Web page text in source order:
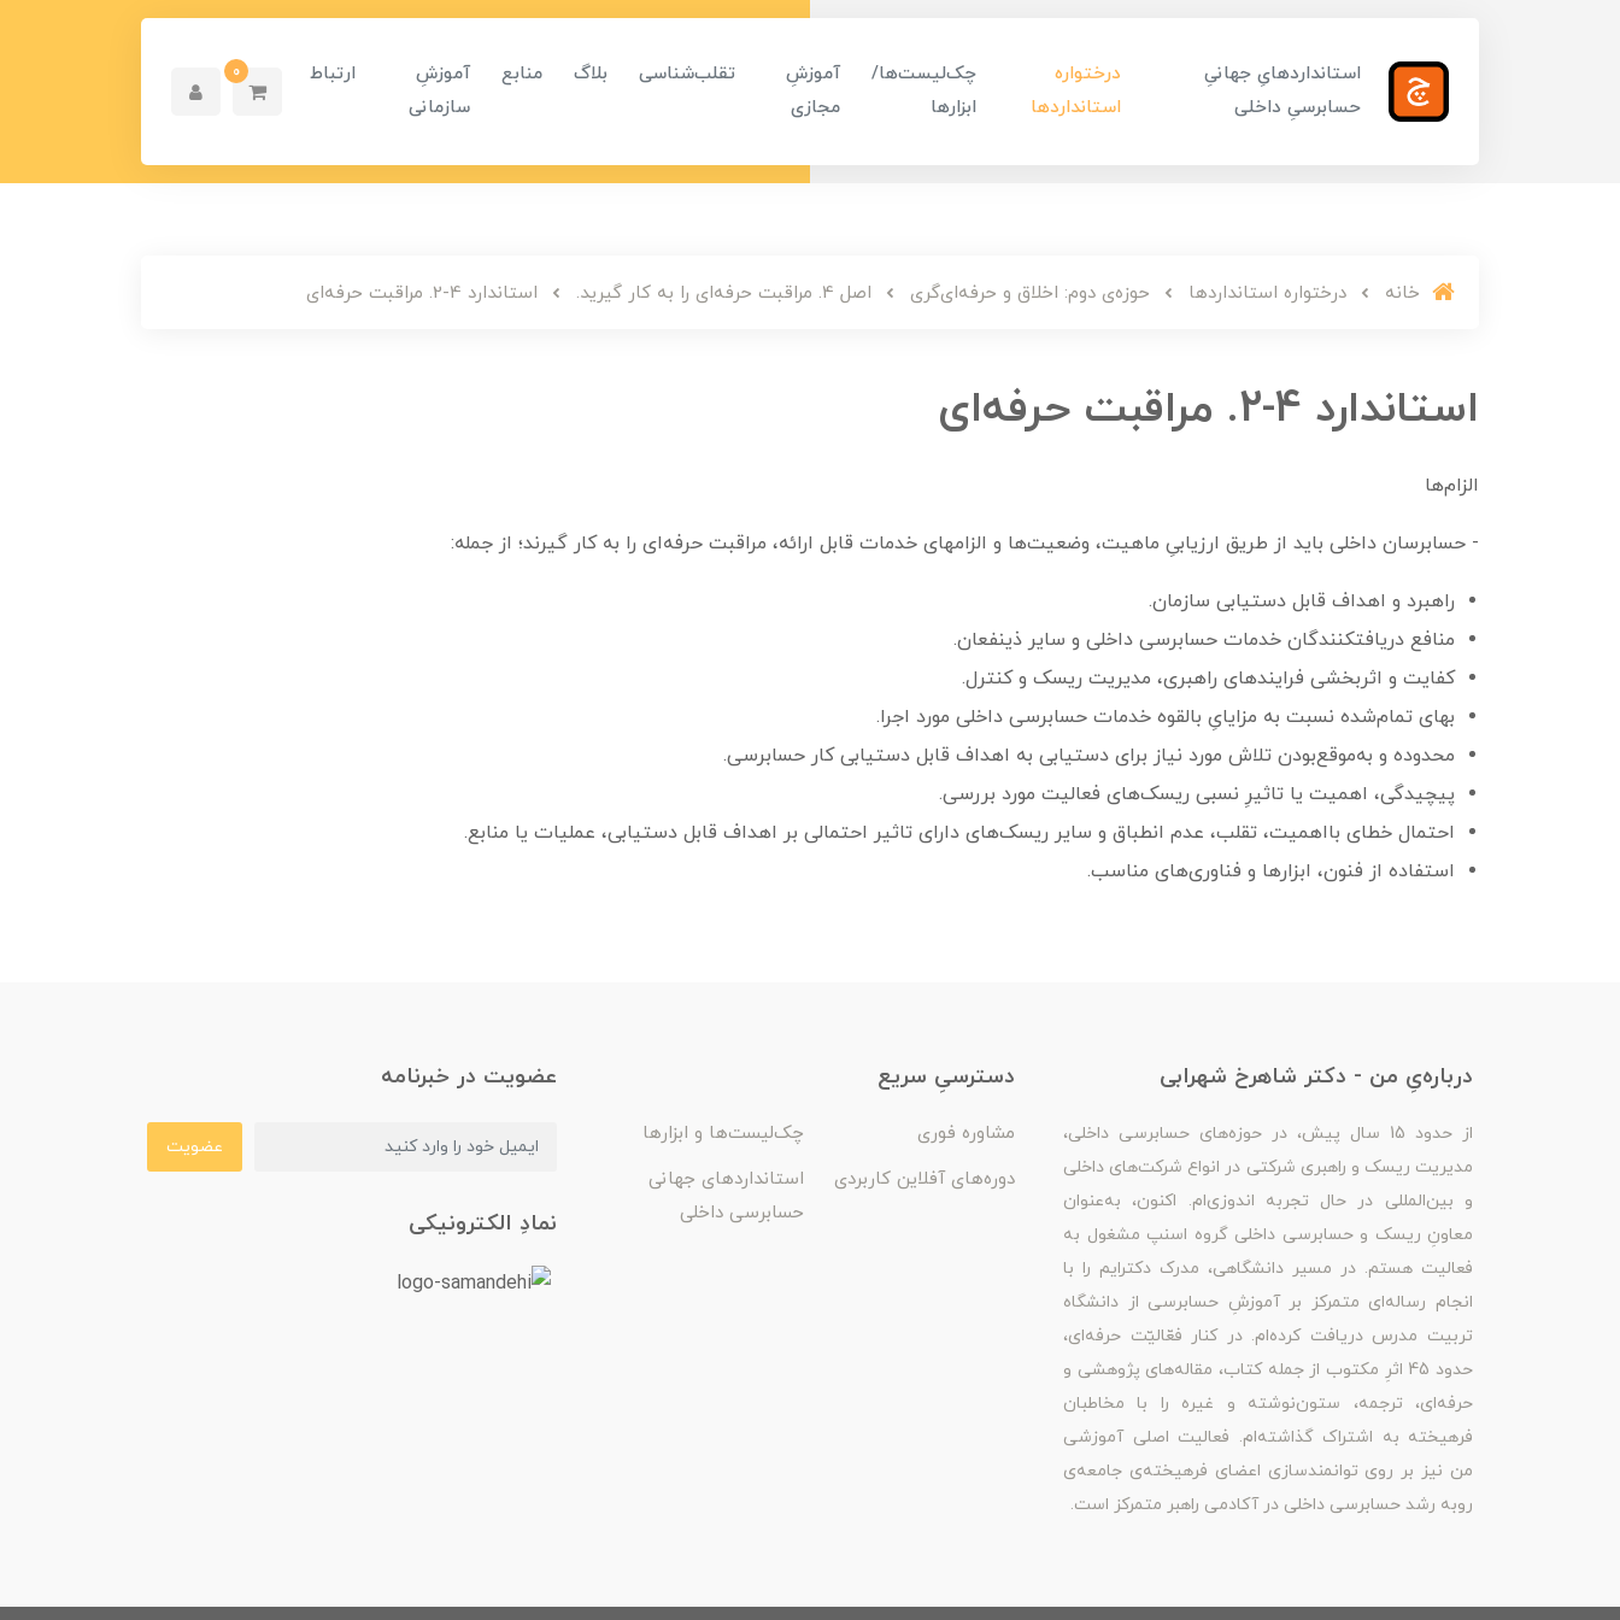
استانداردهایِ جهانیِ
حسابرسیِ داخلی
درختواره
استانداردها
چک‌لیست‌ها/
ابزارها
آموزشِ
مجازی
تقلب‌شناسی بلاگ منابع
آموزشِ
سازمانی
ارتباط 0
خانه درختواره استانداردها حوزه‌ی دوم: اخلاق و حرفه‌ای‌گری اصل 4. مراقبت حرفه‌ای را به کار گیرید. استاندارد 4-2. مراقبت حرفه‌ای
استاندارد 4-2. مراقبت حرفه‌ای
الزام‌­ها
- حسابرسان داخلی باید از طریق ارزیابیِ ماهیت، وضعیت‌ها و الزام­های خدمات قابل ارائه، مراقبت حرفه‌ای را به کار گیرند؛ از جمله:
راهبرد و اهداف قابل دستیابی سازمان.
منافع دریافت­کنندگان خدمات حسابرسی داخلی و سایر ذینفعان.
کفایت و اثربخشی فرایندهای راهبری، مدیریت ریسک و کنترل.
بهای تمام­‌شده نسبت به مزایایِ بالقوه خدمات حسابرسی داخلی مورد اجرا.
محدوده و به‌­­موقع‌­بودن تلاش مورد نیاز برای دستیابی به اهداف قابل دستیابی کار حسابرسی.
پیچیدگی، اهمیت یا تاثیرِ نسبی ریسک‌های فعالیت مورد بررسی.
احتمال خطای بااهمیت، تقلب، عدم انطباق و سایر ریسک‌های دارای تاثیر احتمالی بر اهداف قابل دستیابی، عملیات یا منابع.
استفاده از فنون، ابزارها و فناوری‌های مناسب.
درباره‌یِ من - دکتر شاهرخ شهرابی
از حدود 15 سال پیش، در حوزه‌های حسابرسی داخلی،
مدیریت ریسک و راهبری شرکتی در انواع شرکت‌های داخلی
و بین‌المللی در حال تجربه اندوزی‌ام. اکنون، به‌عنوان
معاونِ ریسک و حسابرسی داخلی گروه اسنپ مشغول به
فعالیت هستم. در مسیر دانشگاهی، مدرک دکترایم را با
انجام رساله‌ای متمرکز بر آموزشِ حسابرسی از دانشگاه
تربیت مدرس دریافت کرده‌ام. در کنار فعّالیّت حرفه‌ای،
حدود 45 اثرِ مکتوب از جمله کتاب، مقاله‌های پژوهشی و
حرفه‌ای، ترجمه، ستون‌نوشته و غیره را با مخاطبان
فرهیخته به اشتراک گذاشته‌ام. فعالیت اصلی آموزشی
من نیز بر روی توانمندسازی اعضای فرهیخته‌ی جامعه‌ی
روبه رشد حسابرسی داخلی در آکادمی راهبر متمرکز است.
دسترسیِ سریع
مشاوره فوری
چک‌لیست‌ها و ابزارها
دوره‌های آفلاین کاربردی
استانداردهای جهانی
حسابرسی داخلی
عضویت در خبرنامه
عضویت
نمادِ الکترونیکی